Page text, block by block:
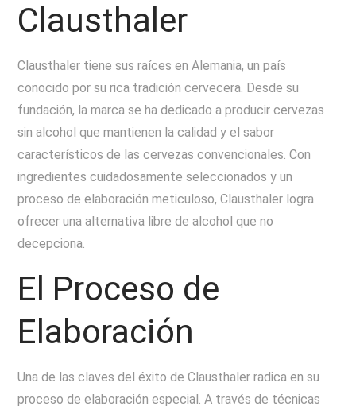
Clausthaler
Clausthaler tiene sus raíces en Alemania, un país
conocido por su rica tradición cervecera. Desde su
fundación, la marca se ha dedicado a producir cervezas
sin alcohol que mantienen la calidad y el sabor
característicos de las cervezas convencionales. Con
ingredientes cuidadosamente seleccionados y un
proceso de elaboración meticuloso, Clausthaler logra
ofrecer una alternativa libre de alcohol que no
decepciona.
El Proceso de
Elaboración
Una de las claves del éxito de Clausthaler radica en su
proceso de elaboración especial. A través de técnicas